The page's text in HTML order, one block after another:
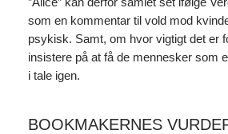
som en kommentar til vold mod
psykisk. Samt, om hvor vigtigt det er
insistere på at få de mennesker som
i tale igen.
BOOKMAKERNES